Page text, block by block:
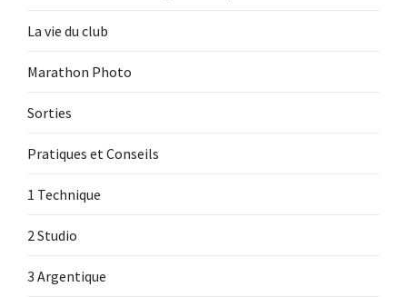
La vie du club
Marathon Photo
Sorties
Pratiques et Conseils
1 Technique
2 Studio
3 Argentique